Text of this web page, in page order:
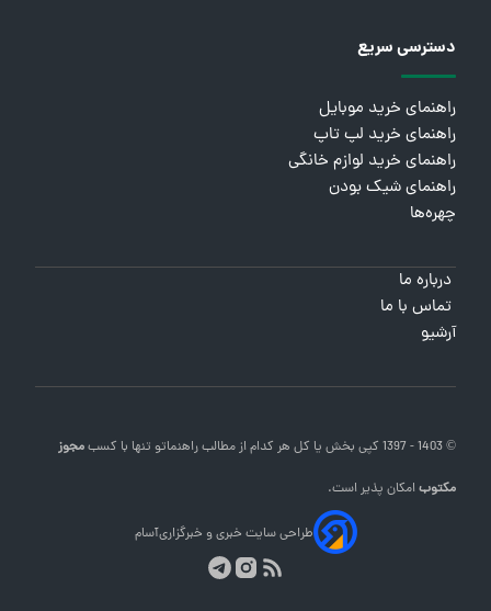
دسترسی سریع
راهنمای خرید موبایل
راهنمای خرید لپ تاپ
راهنمای خرید لوازم خانگی
راهنمای شیک بودن
چهره‌ها
درباره ما
تماس با ما
آرشیو
© 1403 - 1397 کپی بخش یا کل هر کدام از مطالب راهنماتو تنها با کسبمجوز
مکتوبامکان پذیر است.
طراحی سایت خبری و خبرگزاریآسام